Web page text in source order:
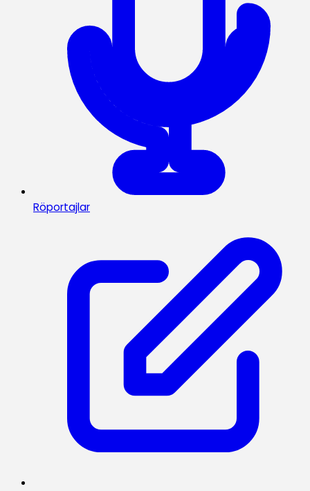
Röportajlar